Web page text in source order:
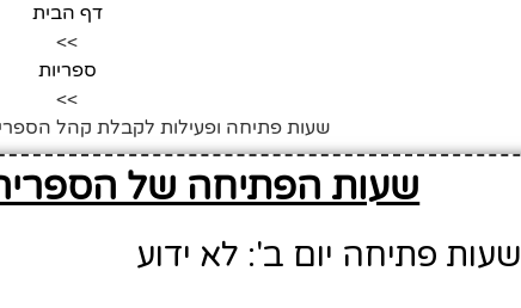
דף הבית
>>
ספריות
>>
שעות פתיחה ופעילות לקבלת קהל
שעות הפתיחה של
שעות פתיחה יום ב': לא ידוע